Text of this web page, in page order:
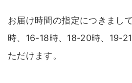
お届け時間の指定につきまし
時、16-18時、18-20時、19-
ただけます。